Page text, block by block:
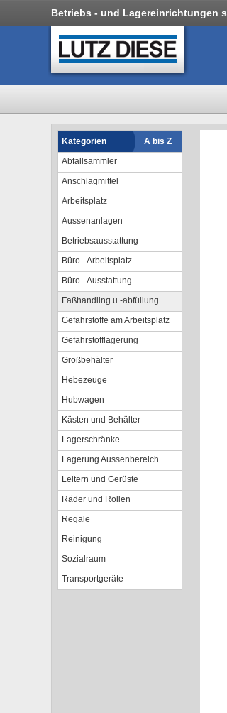
Betriebs - und Lagereinrichtungen
Kategorien
A bis Z
Abfallsammler
Anschlagmittel
Arbeitsplatz
Aussenanlagen
Betriebsausstattung
Büro - Arbeitsplatz
Büro - Ausstattung
Faßhandling u.-abfüllung
Gefahrstoffe am Arbeitsplatz
Gefahrstofflagerung
Großbehälter
Hebezeuge
Hubwagen
Kästen und Behälter
Lagerschränke
Lagerung Aussenbereich
Leitern und Gerüste
Räder und Rollen
Regale
Reinigung
Sozialraum
Transportgeräte